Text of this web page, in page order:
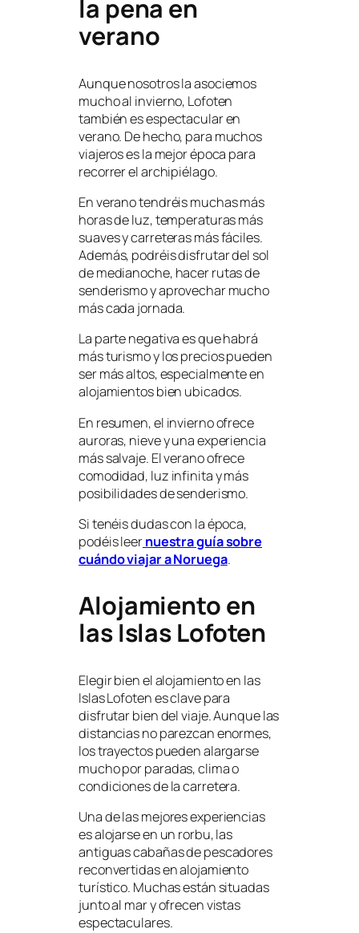
la pena en
verano
Aunque nosotros la asociemos
mucho al invierno, Lofoten
también es espectacular en
verano. De hecho, para muchos
viajeros es la mejor época para
recorrer el archipiélago.
En verano tendréis muchas más
horas de luz, temperaturas más
suaves y carreteras más fáciles.
Además, podréis disfrutar del sol
de medianoche, hacer rutas de
senderismo y aprovechar mucho
más cada jornada.
La parte negativa es que habrá
más turismo y los precios pueden
ser más altos, especialmente en
alojamientos bien ubicados.
En resumen, el invierno ofrece
auroras, nieve y una experiencia
más salvaje. El verano ofrece
comodidad, luz infinita y más
posibilidades de senderismo.
Si tenéis dudas con la época,
podéis leernuestra guía sobre
cuándo viajar a Noruega.
Alojamiento en
las Islas Lofoten
Elegir bien el alojamiento en las
Islas Lofoten es clave para
disfrutar bien del viaje. Aunque las
distancias no parezcan enormes,
los trayectos pueden alargarse
mucho por paradas, clima o
condiciones de la carretera.
Una de las mejores experiencias
es alojarse en un rorbu, las
antiguas cabañas de pescadores
reconvertidas en alojamiento
turístico. Muchas están situadas
junto al mar y ofrecen vistas
espectaculares.